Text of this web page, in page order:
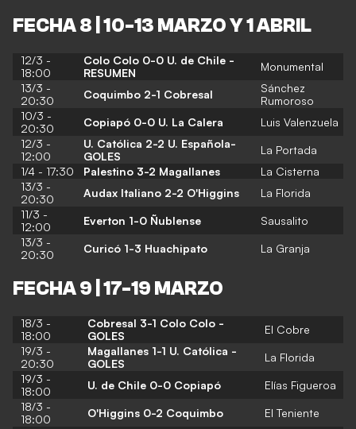
FECHA 8 | 10-13 MARZO Y 1 ABRIL
12/3 -
18:00
Colo Colo 0-0 U. de Chile -
RESUMEN
Monumental
13/3 -
20:30
Coquimbo 2-1 Cobresal
Sánchez
Rumoroso
10/3 -
20:30
Copiapó 0-0 U. La Calera
Luis Valenzuela
12/3 -
12:00
U. Católica 2-2 U. Española-
GOLES
La Portada
1/4 - 17:30
Palestino 3-2 Magallanes
La Cisterna
13/3 -
20:30
Audax Italiano 2-2 O'Higgins
La Florida
11/3 -
12:00
Everton 1-0 Ñublense
Sausalito
13/3 -
20:30
Curicó 1-3 Huachipato La Granja
FECHA 9 | 17-19 MARZO
18/3 -
18:00
Cobresal 3-1 Colo Colo -
GOLES
El Cobre
19/3 -
20:30
Magallanes 1-1 U. Católica -
GOLES
La Florida
19/3 -
18:00
U. de Chile 0-0 Copiapó
Elías Figueroa
18/3 -
18:00
O'Higgins 0-2 Coquimbo
El Teniente